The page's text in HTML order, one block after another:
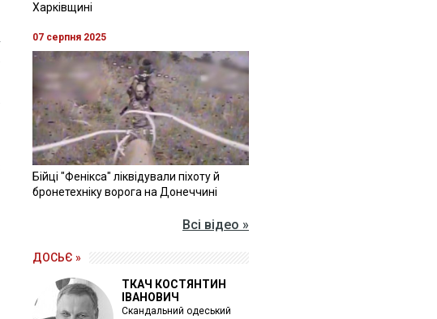
Харківщині
07 серпня 2025
Бійці "Фенікса" ліквідували піхоту й
бронетехніку ворога на Донеччині
Всі відео »
ДОСЬЄ »
ТКАЧ КОСТЯНТИН
ІВАНОВИЧ
Скандальний одеський